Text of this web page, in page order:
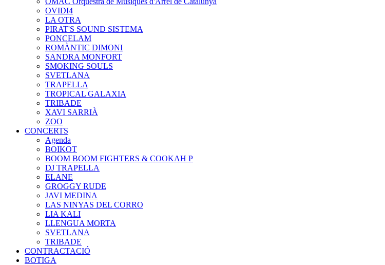
OVIDI4
LA OTRA
PIRAT'S SOUND SISTEMA
PONCELAM
ROMÀNTIC DIMONI
SANDRA MONFORT
SMOKING SOULS
SVETLANA
TRAPELLA
TROPICAL GALAXIA
TRIBADE
XAVI SARRIÀ
ZOO
CONCERTS
Agenda
BOIKOT
BOOM BOOM FIGHTERS & COOKAH P
DJ TRAPELLA
ELANE
GROGGY RUDE
JAVI MEDINA
LAS NINYAS DEL CORRO
LIA KALI
LLENGUA MORTA
SVETLANA
TRIBADE
CONTRACTACIÓ
BOTIGA